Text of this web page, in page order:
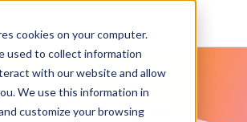
cookies on your computer.
used to collect information
with our website and allow
We use this information in
customize your browsing
Y MARCAS DE TURISMO